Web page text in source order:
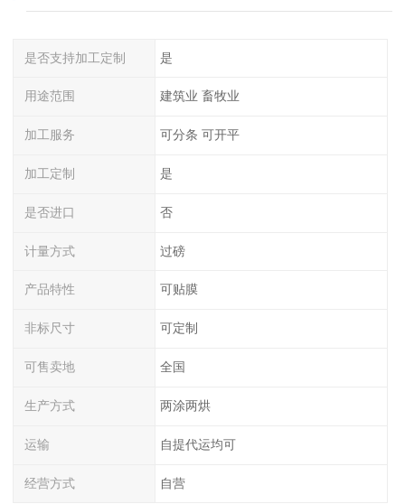
是否支持加工定制 是
用途范围 建筑业 畜牧业
加工服务 可分条 可开平
加工定制 是
是否进口 否
计量方式 过磅
产品特性 可贴膜
非标尺寸 可定制
可售卖地 全国
生产方式 两涂两烘
运输 自提代运均可
经营方式 自营